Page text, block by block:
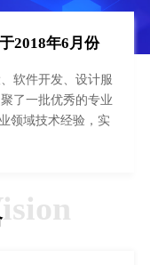
2018年6月份
软件开发、设计服
了一批优秀的专业
领域技术经验，实